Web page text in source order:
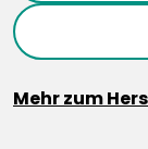
Mehr zum